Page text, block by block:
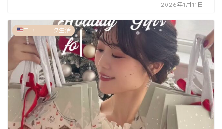
2026年1月11日
ニューヨーク生活